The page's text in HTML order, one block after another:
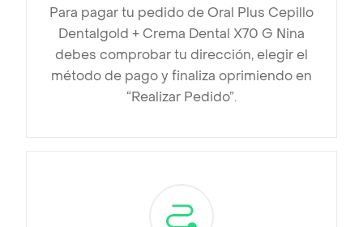
Para pagar tu pedido de Oral Plus Cepillo
Dentalgold + Crema Dental X70 G Nina
debes comprobar tu dirección, elegir el
método de pago y finaliza oprimiendo en
“Realizar Pedido”.